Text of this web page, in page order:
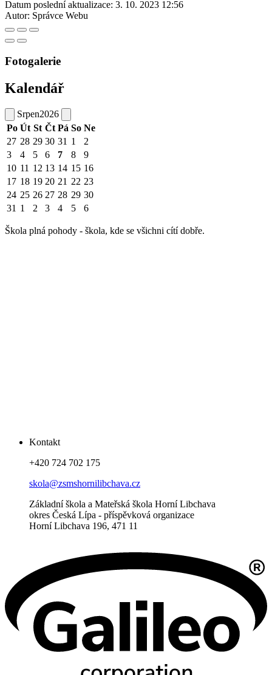
Datum poslední aktualizace: 3. 10. 2023 12:56
Autor: Správce Webu
Fotogalerie
Kalendář
Srpen2026
Po Út St Čt Pá So Ne
27 28 29 30 31 1
2
3
4 5 6 7 8
9
10 11 12 13 14 15 16
17 18 19 20 21 22 23
24 25 26 27 28 29 30
31 1 2 3 4 5 6
Škola plná pohody - škola, kde se všichni cítí dobře.
Kontakt
+420 724 702 175
skola@zsmshornilibchava.cz
Základní škola a Mateřská škola Horní Libchava
okres Česká Lípa - příspěvková organizace
Horní Libchava 196, 471 11